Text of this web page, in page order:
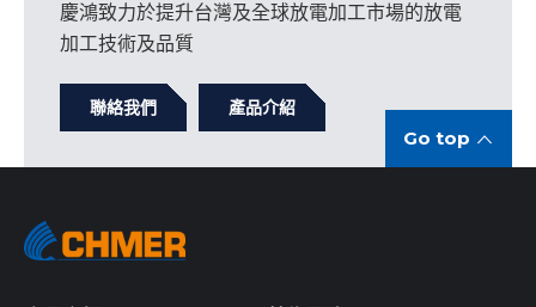
慶鴻致力於提升台灣及全球放電加工市場的放電
加工技術及品質
聯絡我們 產品介紹
Go top